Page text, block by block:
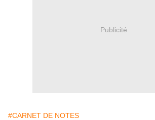
Publicité
#CARNET DE NOTES